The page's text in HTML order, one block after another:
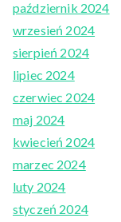
październik 2024
wrzesień 2024
sierpień 2024
lipiec 2024
czerwiec 2024
maj 2024
kwiecień 2024
marzec 2024
luty 2024
styczeń 2024